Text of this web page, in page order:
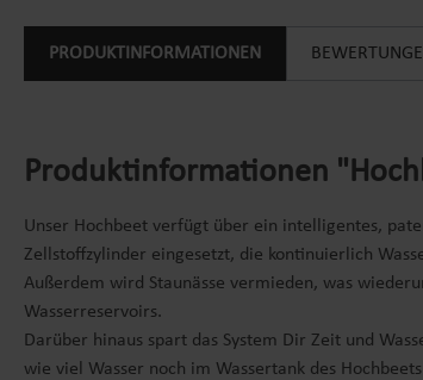
PRODUKTINFORMATIONEN
Produktinformationen
Unser Hochbeet verfügt über ein intelligentes,
Zellstoffzylinder eingesetzt, die kontinuierlich
Außerdem wird Staunässe vermieden, was
Wasserreservoirs.
Darüber hinaus spart das System Dir Zeit und
wie viel Wasser noch im Wassertank des